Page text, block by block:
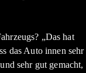
„Das hat
das Auto innen sehr
sehr gut gemacht,